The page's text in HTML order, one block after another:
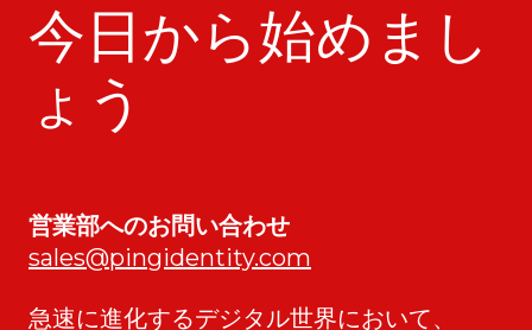
今日から始めまし
ょう
営業部へのお問い合わせ
sales@pingidentity.com
急速に進化するデジタル世界において、